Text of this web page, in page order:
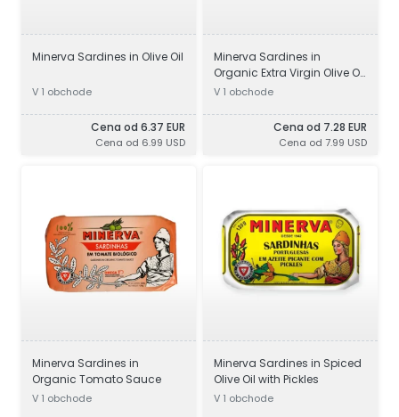
Minerva Sardines in Olive Oil
V 1 obchode
Cena od 6.37 EUR
Cena od 6.99 USD
Minerva Sardines in
Organic Extra Virgin Olive Oil
with Organic Piri-Piri
V 1 obchode
Cena od 7.28 EUR
Cena od 7.99 USD
Minerva Sardines in
Organic Tomato Sauce
V 1 obchode
Minerva Sardines in Spiced
Olive Oil with Pickles
V 1 obchode